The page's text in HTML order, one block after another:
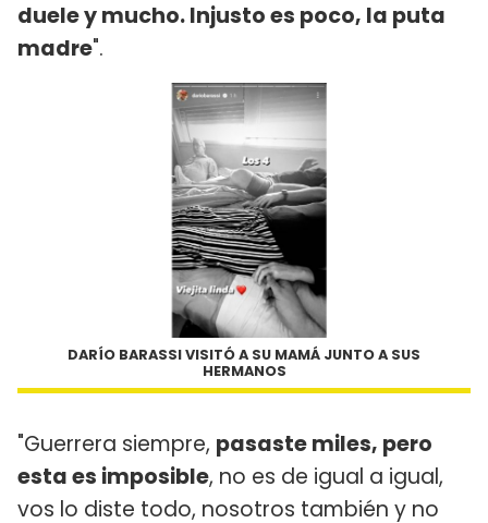
duele y mucho. Injusto es poco, la puta
madre".
DARÍO BARASSI VISITÓ A SU MAMÁ JUNTO A SUS
HERMANOS
"Guerrera siempre, pasaste miles, pero
esta es imposible, no es de igual a igual,
vos lo diste todo, nosotros también y no